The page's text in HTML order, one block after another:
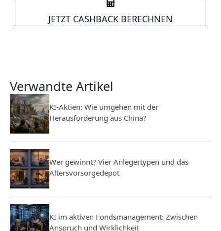
JETZT CASHBACK BERECHNEN
Verwandte Artikel
KI-Aktien: Wie umgehen mit der
Herausforderung aus China?
Wer gewinnt? Vier Anlegertypen und das
Altersvorsorgedepot
KI im aktiven Fondsmanagement: Zwischen
Anspruch und Wirklichkeit